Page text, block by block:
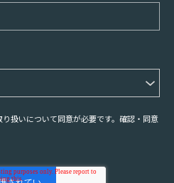
扱いについて同意が必要です。確認・同意